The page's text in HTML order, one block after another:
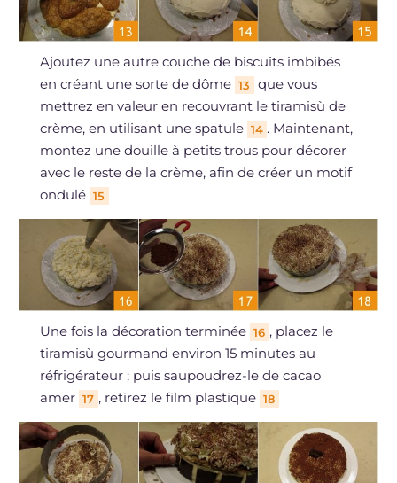
Ajoutez une autre couche de biscuits imbibés
en créant une sorte de dôme 13
que vous
mettrez en valeur en recouvrant le tiramisù de
crème, en utilisant une spatule 14 . Maintenant,
montez une douille à petits trous pour décorer
avec le reste de la crème, afin de créer un motif
ondulé 15
Une fois la décoration terminée 16 , placez le
tiramisù gourmand environ 15 minutes au
réfrigérateur ; puis saupoudrez-le de cacao
amer 17 , retirez le film plastique 18